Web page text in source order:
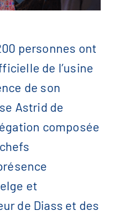
personnes ont
de l’usine
de son
Astrid de
composée
et
de Diass et des